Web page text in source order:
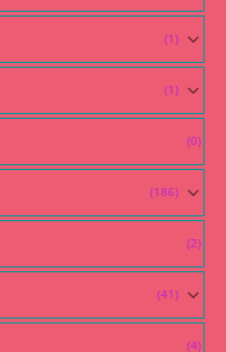
(1)
(1)
(0)
(186)
(2)
(41)
(4)